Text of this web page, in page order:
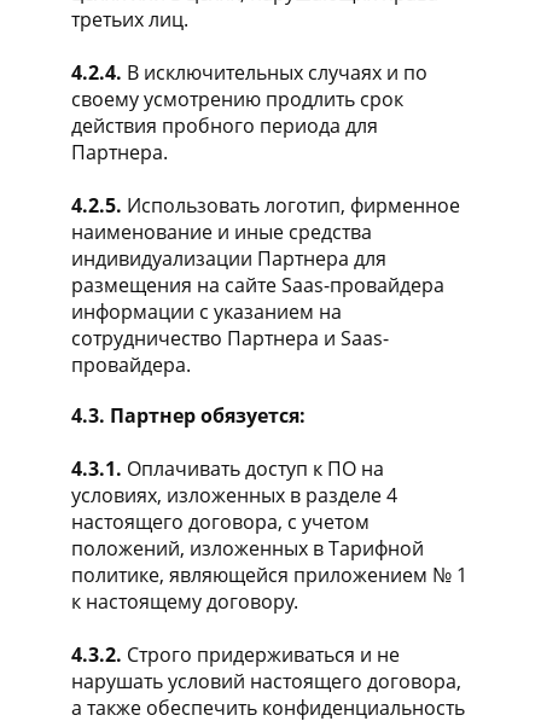
третьих лиц.
4.2.4. В исключительных случаях и по
своему усмотрению продлить срок
действия пробного периода для
Партнера.
4.2.5. Использовать логотип, фирменное
наименование и иные средства
индивидуализации Партнера для
размещения на сайте Saas-провайдера
информации с указанием на
сотрудничество Партнера и Saas-
провайдера.
4.3. Партнер обязуется:
4.3.1. Оплачивать доступ к ПО на
условиях, изложенных в разделе 4
настоящего договора, с учетом
положений, изложенных в Тарифной
политике, являющейся приложением № 1
к настоящему договору.
4.3.2. Строго придерживаться и не
нарушать условий настоящего договора,
а также обеспечить конфиденциальность